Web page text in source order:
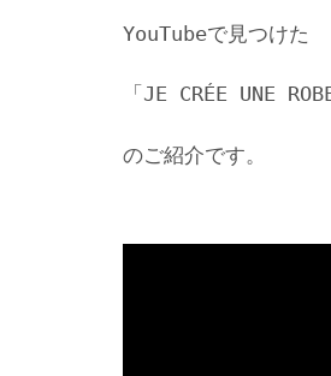
YouTubeで見つけた
「JE CRÉE UNE
のご紹介です。